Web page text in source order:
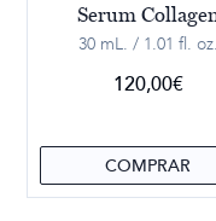
Serum
30 mL. / 1.01 fl. oz.
120,00€
COMPRAR